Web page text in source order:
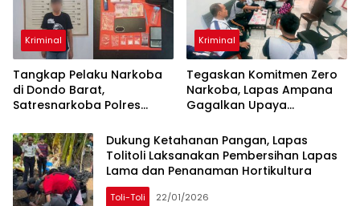
Kriminal
Tangkap Pelaku Narkoba
di Dondo Barat,
Satresnarkoba Polres
gram dan Uang Rp1 juta
Kriminal
Tegaskan Komitmen Zero
Narkoba, Lapas Ampana
Gagalkan Upaya
Melalui Layanan Kunjungan
Dukung Ketahanan Pangan, Lapas
Tolitoli Laksanakan Pembersihan Lapas
Lama dan Penanaman Hortikultura
Toli-Toli 22/01/2026